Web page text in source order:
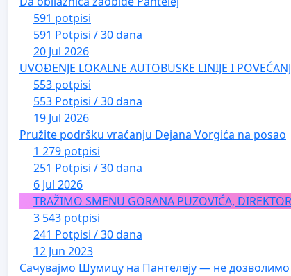
591 potpisi
591 Potpisi / 30 dana
20 Jul 2026
UVOĐENJE LOKALNE AUTOBUSKE LINIJE I
553 potpisi
553 Potpisi / 30 dana
19 Jul 2026
Pružite podršku vraćanju Dejana Vorgića na posao
1 279 potpisi
251 Potpisi / 30 dana
6 Jul 2026
TRAŽIMO SMENU GORANA PUZOVIĆA,
3 543 potpisi
241 Potpisi / 30 dana
12 Jun 2023
Сачувајмо Шумицу на Пантелеју — не